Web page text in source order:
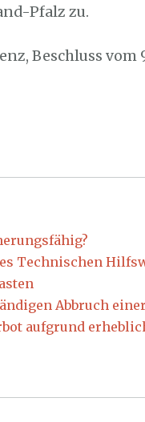
Pfalz zu.
Beschluss vom
Technischen
Abbruch
aufgrund